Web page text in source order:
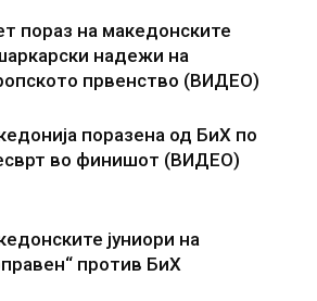
пораз на македонските
надежи на
првенство (ВИДЕО)
поразена од БиХ по
во финишот (ВИДЕО)
јуниори на
против БиХ